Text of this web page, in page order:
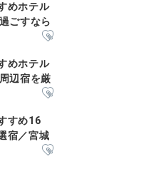
めホテル
ごすなら
めホテル
辺宿を厳
すめ16
宿／宮城